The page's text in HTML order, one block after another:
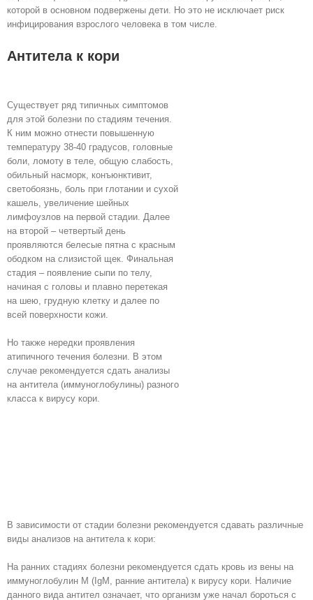
которой в основном подвержены дети. Но это не исключает риск
инфицирования взрослого человека в том числе.
Антитела к кори
Существует ряд типичных симптомов
для этой болезни по стадиям течения.
К ним можно отнести повышенную
температуру 38-40 градусов, головные
боли, ломоту в теле, общую слабость,
обильный насморк, конъюнктивит,
светобоязнь, боль при глотании и сухой
кашель, увеличение шейных
лимфоузлов на первой стадии. Далее
на второй – четвертый день
проявляются белесые пятна с красным
ободком на слизистой щек. Финальная
стадия – появление сыпи по телу,
начиная с головы и плавно перетекая
на шею, грудную клетку и далее по
всей поверхности кожи.
Но также нередки проявления
атипичного течения болезни. В этом
случае рекомендуется сдать анализы
на антитела (иммуноглобулины) разного
класса к вирусу кори.
В зависимости от стадии болезни рекомендуется сдавать различные
виды анализов на антитела к кори:
На ранних стадиях болезни рекомендуется сдать кровь из вены на
иммуноглобулин М (IgM, ранние антитела) к вирусу кори. Наличие
данного вида антител означает, что организм уже начал бороться с